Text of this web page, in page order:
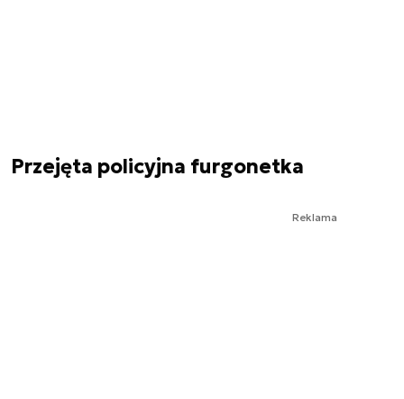
Przejęta policyjna furgonetka
Reklama